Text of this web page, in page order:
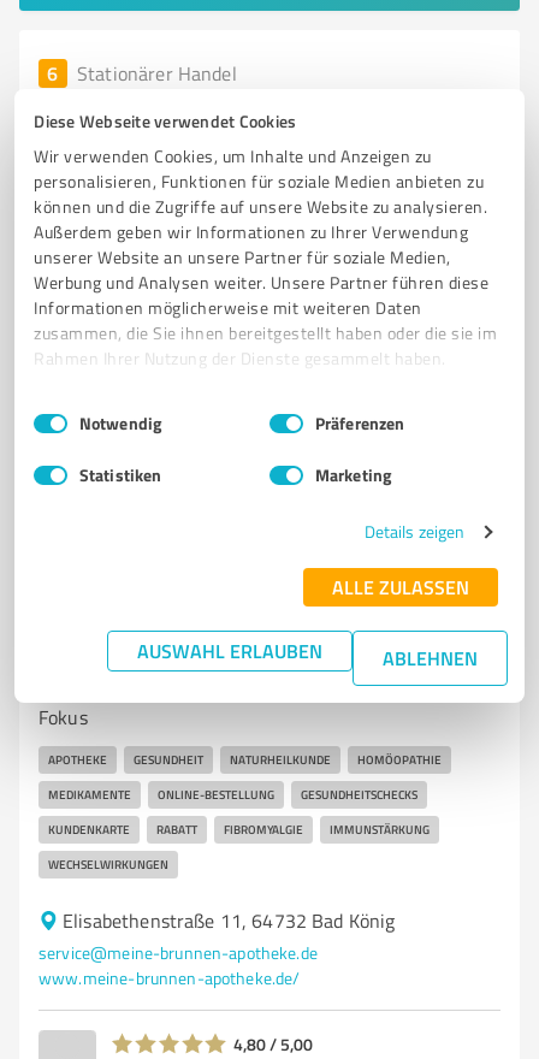
Diese Webseite verwendet Cookies
Wir verwenden Cookies, um Inhalte und Anzeigen zu
personalisieren, Funktionen für soziale Medien anbieten zu
können und die Zugriffe auf unsere Website zu analysieren.
Außerdem geben wir Informationen zu Ihrer Verwendung
unserer Website an unsere Partner für soziale Medien,
Werbung und Analysen weiter. Unsere Partner führen diese
Informationen möglicherweise mit weiteren Daten
zusammen, die Sie ihnen bereitgestellt haben oder die sie im
Rahmen Ihrer Nutzung der Dienste gesammelt haben.
Impressum Datenschutzbestimmungen
Einwilligungsauswahl
Notwendig Präferenzen
Statistiken Marketing
Details zeigen
ALLE ZULASSEN
AUSWAHL ERLAUBEN ABLEHNEN
6 Stationärer Handel
Küchen-Tretter GmbH Michelstadt
Individuelle Küchenlösungen und Möbel von Küchen-
Tretter in Michelstadt
KÜCHENMÖBEL EINBAUKÜCHEN INDIVIDUELLE KÜCHEN TREPPEN
SCHRANKWANDSYSTEME GLEITTÜREN PERSÖNLICHE BERATUNG
MASSGESCHNEIDERTE LÖSUNGEN QUALITÄT MONTAGE
info@kuechen-tretter.de www.kuechen-tretter.de/
4,90 / 5,00
Brunnen Apotheke Bad
Brunnen Apotheke in Bad König - Ihre Gesundheit im
Fokus
APOTHEKE GESUNDHEIT NATURHEILKUNDE HOMÖOPATHIE
MEDIKAMENTE ONLINE-BESTELLUNG GESUNDHEITSCHECKS
KUNDENKARTE RABATT FIBROMYALGIE IMMUNSTÄRKUNG
WECHSELWIRKUNGEN
Elisabethenstraße 11, 64732 Bad König
service@meine-brunnen-apotheke.de
www.meine-brunnen-apotheke.de/
4,80 / 5,00